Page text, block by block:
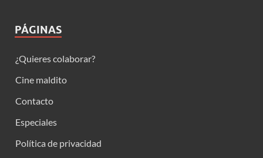
PÁGINAS
¿Quieres colaborar?
Cine maldito
Contacto
Especiales
Política de privacidad